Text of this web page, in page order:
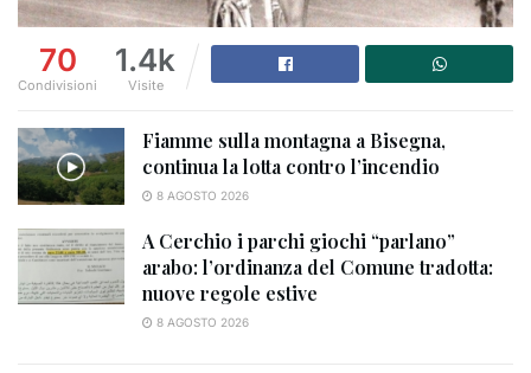
70
Condivisioni
1.4k
Visite
Fiamme sulla montagna a Bisegna,
continua la lotta contro l’incendio
8 AGOSTO 2026
A Cerchio i parchi giochi “parlano”
arabo: l’ordinanza del Comune tradotta:
nuove regole estive
8 AGOSTO 2026